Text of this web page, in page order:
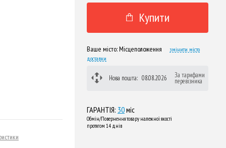
Купити
Ваше місто:Місцеположення
змінити місто
доставки
Нова пошта: 08.08.2026 За тарифами
перевізника
ГАРАНТІЯ: 30міс
Обмін/Повернення товару належної якості
протягом 14 днів